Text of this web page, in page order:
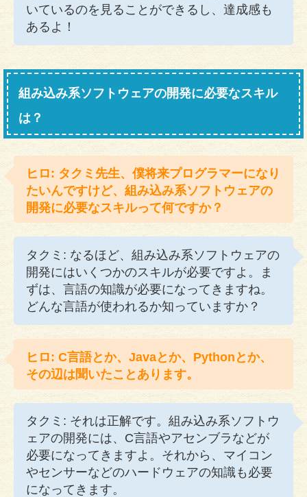
いているのを見ることができるし、達成感も
あるよ！
組み込み系ソフトウェアの開発に必要なスキル
は？
ヒロ: タクミ先生、僕将来プログラマーになり
たいんですけど、組み込み系ソフトウェアの
開発に必要なスキルって何ですか？
タクミ: なるほど、組み込み系ソフトウェアの
開発にはいくつかのスキルが必要ですよ。ま
ずは、言語の知識が必要になってきますね。
どんな言語が使われるか知っていますか？
ヒロ: C言語とか、Javaとか、Pythonとか、
その辺は聞いたことあります。
タクミ: それは正解です。組み込み系ソフトウ
ェアの開発には、C言語やアセンブラなどが
必要になってきますよ。それから、マイコン
やセンサーなどのハードウェアの知識も必要
になってきます。